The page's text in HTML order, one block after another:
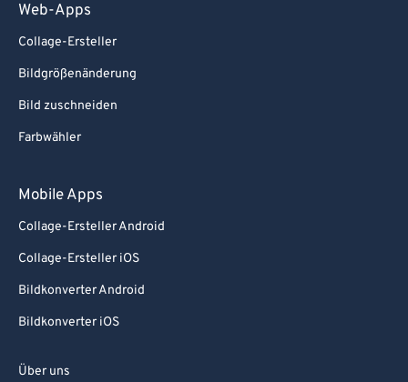
Web-Apps
Collage-Ersteller
Bildgrößenänderung
Bild zuschneiden
Farbwähler
Mobile Apps
Collage-Ersteller Android
Collage-Ersteller iOS
Bildkonverter Android
Bildkonverter iOS
Über uns